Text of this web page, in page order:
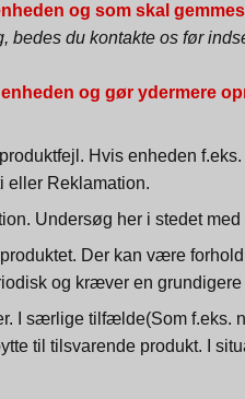
og som skal
du kontakte os før
og gør ydermere
Hvis enheden
eller Reklamation.
Undersøg her i stedet
Der kan være
og kræver en
I særlige tilfælde(Som
til tilsvarende produkt. I